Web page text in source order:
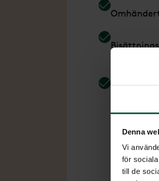
Denna
Vi
för
till de